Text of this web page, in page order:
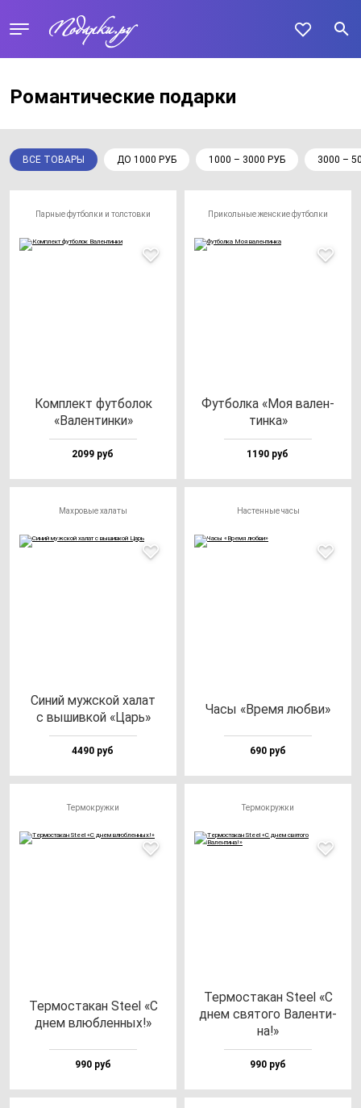
Романтические подарки
ВСЕ ТОВАРЫ ДО 1000 РУБ 1000 – 3000 РУБ 3000 –
Парные футболки и толстовки
Ком­плект фут­бо­лок
«Вален­тин­ки»
2099 руб
Прикольные женские футболки
Фут­бол­ка «Моя ва­лен­
тин­ка»
1190 руб
Махровые халаты
Синий муж­ской ха­лат
с вы­шив­кой «Царь»
4490 руб
Настенные часы
Часы «Вре­мя люб­ви»
690 руб
Термокружки
Тер­мос­та­кан Ste­el «С
днем влюб­лен­ных!»
990 руб
Термокружки
Тер­мос­та­кан Ste­el «С
днем свя­то­го Вален­ти­
на!»
990 руб